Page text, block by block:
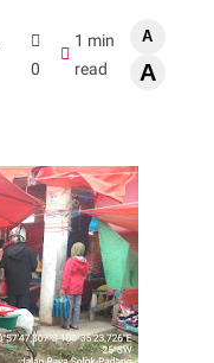
0
1 min
read
A
A